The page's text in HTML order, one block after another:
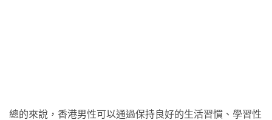
總的來說，香港男性可以通過保持良好的生活習慣、學習性